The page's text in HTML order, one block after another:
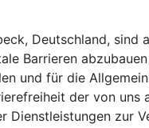
Deutschland,
Barrieren
und für die
der von
Dienstleistungen zur